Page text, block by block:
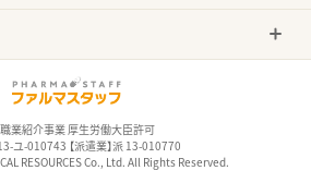
業紹介事業 厚生労働大臣許可
13-ユ-010743 【派遣業】派 13-010770
RESOURCES Co., Ltd. All Rights Reserved.